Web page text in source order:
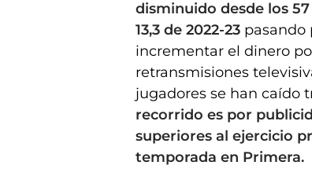
disminuido desde los
13,3 de 2022-23 pasando
incrementar el dinero
retransmisiones
jugadores se han caído
recorrido es por
superiores al ejercicio
temporada en Primera.